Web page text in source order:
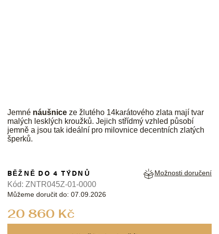
Jemné náušnice ze žlutého 14karátového zlata mají tvar
malých lesklých kroužků. Jejich střídmý vzhled působí
jemně a jsou tak ideální pro milovnice decentních zlatých
šperků.
20 860 Kč
BĚŽNĚ DO 4 TÝDNŮ
Můžeme doručit do: 07.09.2026
Možnosti doručení
Kód: ZNTR045Z-01-0000